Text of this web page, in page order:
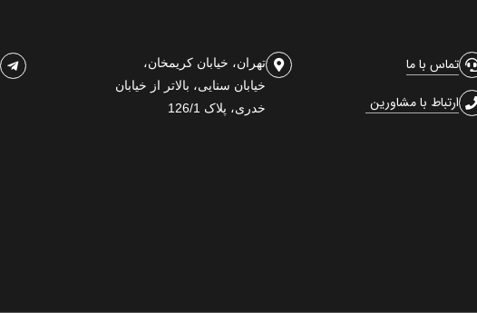
تماس با ما
ارتباط با مشاورین
تهران، خیابان کریمخان،
خیابان سنایی، بالاتر از خیابان
خدری، پلاک 126/1